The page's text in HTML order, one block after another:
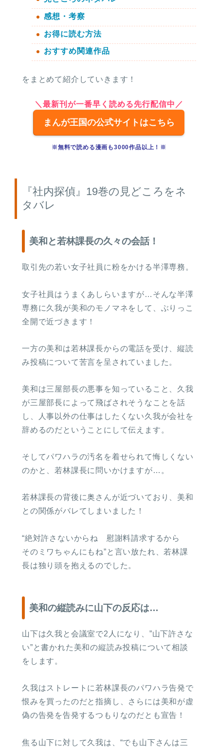
感想・考察
お得に読む方法
おすすめ関連作品
をまとめて紹介していきます！
＼最新刊が一番早く読める先行配信中／
まんが王国の公式サイトはこちら
※無料で読める漫画も3000作品以上！※
『社内探偵』19巻の見どころをネ
タバレ
美和と若林課長の久々の会話！
取引先の若い女子社員に粉をかける半澤専務。
女子社員はうまくあしらいますが…そんな半澤
専務に久我が美和のモノマネをして、ぶりっこ
全開で近づきます！
一方の美和は若林課長からの電話を受け、縦読
み投稿について苦言を呈されていました。
美和は三屋部長の悪事を知っていること、久我
が三屋部長によって飛ばされそうなことを話
し、人事以外の仕事はしたくない久我が会社を
辞めるのだということにして伝えます。
そしてパワハラの汚名を着せられて悔しくない
のかと、若林課長に問いかけますが…。
若林課長の背後に奥さんが近づいており、美和
との関係がバレてしまいました！
“絶対許さないからね 慰謝料請求するから
そのミワちゃんにもね”と言い放たれ、若林課
長は独り頭を抱えるのでした。
美和の縦読みに山下の反応は…
山下は久我と会議室で2人になり、”山下許さな
い”と書かれた美和の縦読み投稿について相談
をします。
久我はストレートに若林課長のパワハラ告発で
恨みを買ったのだと指摘し、さらには美和が虚
偽の告発を告発するつもりなのだとも宣告！
焦る山下に対して久我は、“でも山下さんは三